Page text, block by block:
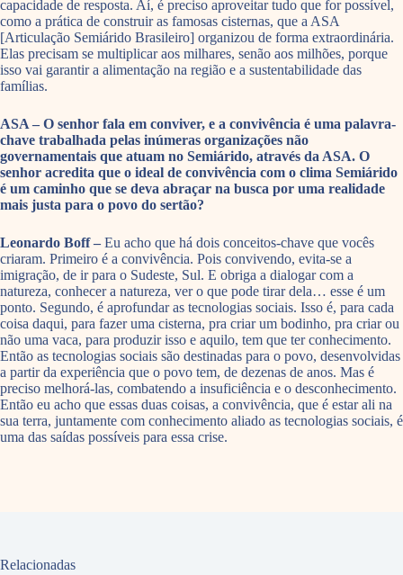
capacidade de resposta. Aí, é preciso aproveitar tudo que for possível,
como a prática de construir as famosas cisternas, que a ASA
[Articulação Semiárido Brasileiro] organizou de forma extraordinária.
Elas precisam se multiplicar aos milhares, senão aos milhões, porque
isso vai garantir a alimentação na região e a sustentabilidade das
famílias.
ASA – O senhor fala em conviver, e a convivência é uma palavra-
chave trabalhada pelas inúmeras organizações não
governamentais que atuam no Semiárido, através da ASA. O
senhor acredita que o ideal de convivência com o clima Semiárido
é um caminho que se deva abraçar na busca por uma realidade
mais justa para o povo do sertão?
Leonardo Boff – Eu acho que há dois conceitos-chave que vocês
criaram. Primeiro é a convivência. Pois convivendo, evita-se a
imigração, de ir para o Sudeste, Sul. E obriga a dialogar com a
natureza, conhecer a natureza, ver o que pode tirar dela… esse é um
ponto. Segundo, é aprofundar as tecnologias sociais. Isso é, para cada
coisa daqui, para fazer uma cisterna, pra criar um bodinho, pra criar ou
não uma vaca, para produzir isso e aquilo, tem que ter conhecimento.
Então as tecnologias sociais são destinadas para o povo, desenvolvidas
a partir da experiência que o povo tem, de dezenas de anos. Mas é
preciso melhorá-las, combatendo a insuficiência e o desconhecimento.
Então eu acho que essas duas coisas, a convivência, que é estar ali na
sua terra, juntamente com conhecimento aliado as tecnologias sociais, é
uma das saídas possíveis para essa crise.
Relacionadas